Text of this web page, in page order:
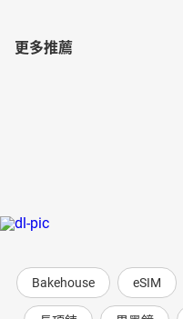
更多推薦
Bakehouse eSIM